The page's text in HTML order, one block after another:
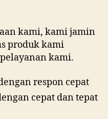
kami, kami jamin
produk kami
kami.
respon cepat
cepat dan tepat